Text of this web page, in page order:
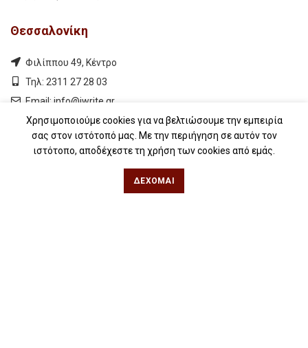
Θεσσαλονίκη
Φιλίππου 49, Κέντρο
Τηλ: 2311 27 28 03
Εmail: info@iwrite.gr
Αθήνα
Κωλέττη 15 & Εμ. Μπενάκη, Εξάρχεια
Χρησιμοποιούμε cookies για να βελτιώσουμε την εμπειρία
σας στον ιστότοπό μας. Με την περιήγηση σε αυτόν τον
ιστότοπο, αποδέχεστε τη χρήση των cookies από εμάς.
ΔΈΧΟΜΑΙ